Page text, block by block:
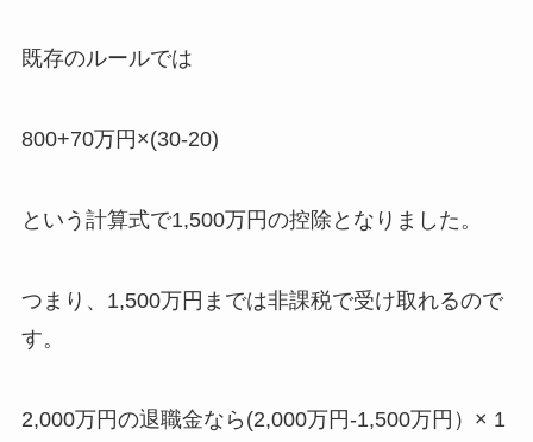
既存のルールでは
800+70万円×(30-20)
という計算式で1,500万円の控除となりました。
つまり、1,500万円までは非課税で受け取れるので
す。
2,000万円の退職金なら(2,000万円-1,500万円）× 1